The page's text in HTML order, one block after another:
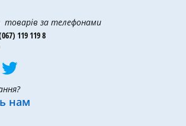
товарів за телефонами
119 119 8
нам